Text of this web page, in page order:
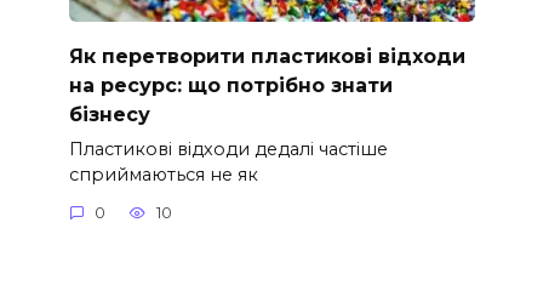
Як перетворити пластикові відходи
на ресурс: що потрібно знати
бізнесу
Пластикові відходи дедалі частіше
сприймаються не як
0 10